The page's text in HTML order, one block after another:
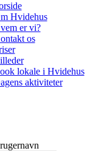
Hvidehus
er vi?
os
lokale i Hvidehus
aktiviteter